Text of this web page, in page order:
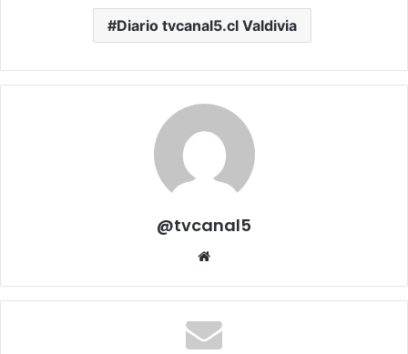
Diario tvcanal5.cl Valdivia
@tvcanal5